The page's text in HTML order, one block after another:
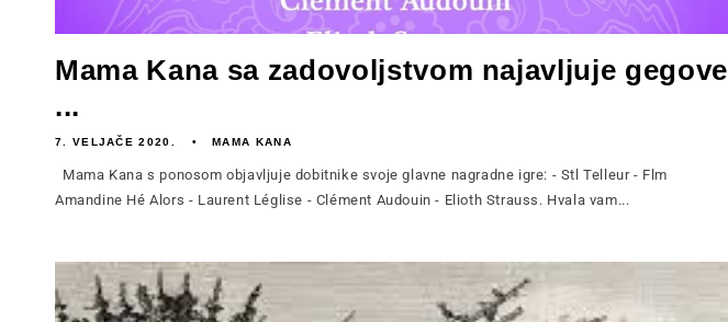
Mama Kana sa zadovoljstvom najavljuje gegove
...
7. VELJAČE 2020. MAMA KANA
Mama Kana s ponosom objavljuje dobitnike svoje glavne nagradne igre: - Stl Telleur - Flm
Amandine Hé Alors - Laurent Léglise - Clément Audouin - Elioth Strauss. Hvala vam...